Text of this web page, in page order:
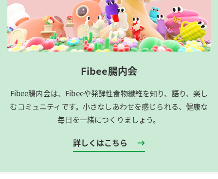
Fibee腸内会
Fibee腸内会は、​Fibeeや発酵性食物繊維を知り、語り、楽し
むコミュニティです。​小さなしあわせを感じられる、健康な
毎日を一緒につくりましょう。
詳しくはこちら